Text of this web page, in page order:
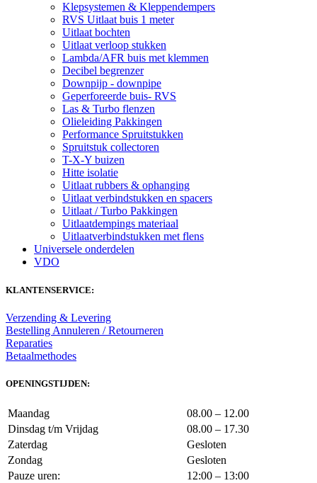
Klepsystemen & Kleppendempers
RVS Uitlaat buis 1 meter
Uitlaat bochten
Uitlaat verloop stukken
Lambda/AFR buis met klemmen
Decibel begrenzer
Downpijp - downpipe
Geperforeerde buis- RVS
Las & Turbo flenzen
Olieleiding Pakkingen
Performance Spruitstukken
Spruitstuk collectoren
T-X-Y buizen
Hitte isolatie
Uitlaat rubbers & ophanging
Uitlaat verbindstukken en spacers
Uitlaat / Turbo Pakkingen
Uitlaatdempings materiaal
Uitlaatverbindstukken met flens
Universele onderdelen
VDO
KLANTENSERVICE:
Verzending & Levering
Bestelling Annuleren / Retourneren
Reparaties
Betaalmethodes
OPENINGSTIJDEN:
Maandag
08.00 – 12.00
Dinsdag t/m Vrijdag
08.00 – 17.30
Zaterdag
Gesloten
Zondag
Gesloten
Pauze uren:
12:00 – 13:00